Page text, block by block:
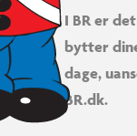
I BR er
bytter
dage,
BR.dk.